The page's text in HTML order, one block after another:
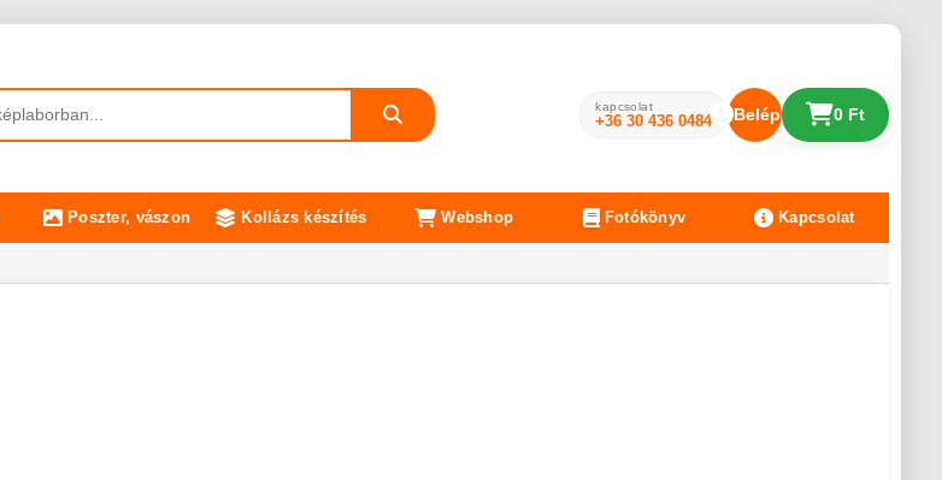
kapcsolat
+36 30 436 0484 Belépés 0 Ft
Poszter, vászon Kollázs készítés Webshop Fotókönyv Kapcsolat